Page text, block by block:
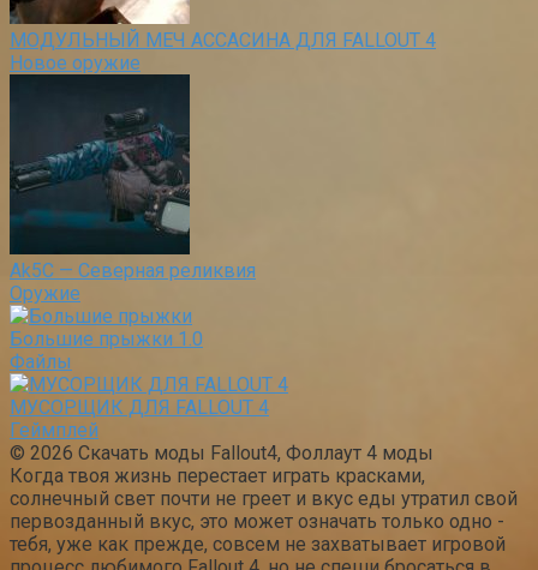
МОДУЛЬНЫЙ МЕЧ АССАСИНА ДЛЯ FALLOUT 4
Новое оружие
Ak5C — Северная реликвия
Оружие
Большие прыжки 1.0
Файлы
МУСОРЩИК ДЛЯ FALLOUT 4
Геймплей
© 2026 Скачать моды Fallout4, Фоллаут 4 моды
Когда твоя жизнь перестает играть красками,
солнечный свет почти не греет и вкус еды утратил свой
первозданный вкус, это может означать только одно -
тебя, уже как прежде, совсем не захватывает игровой